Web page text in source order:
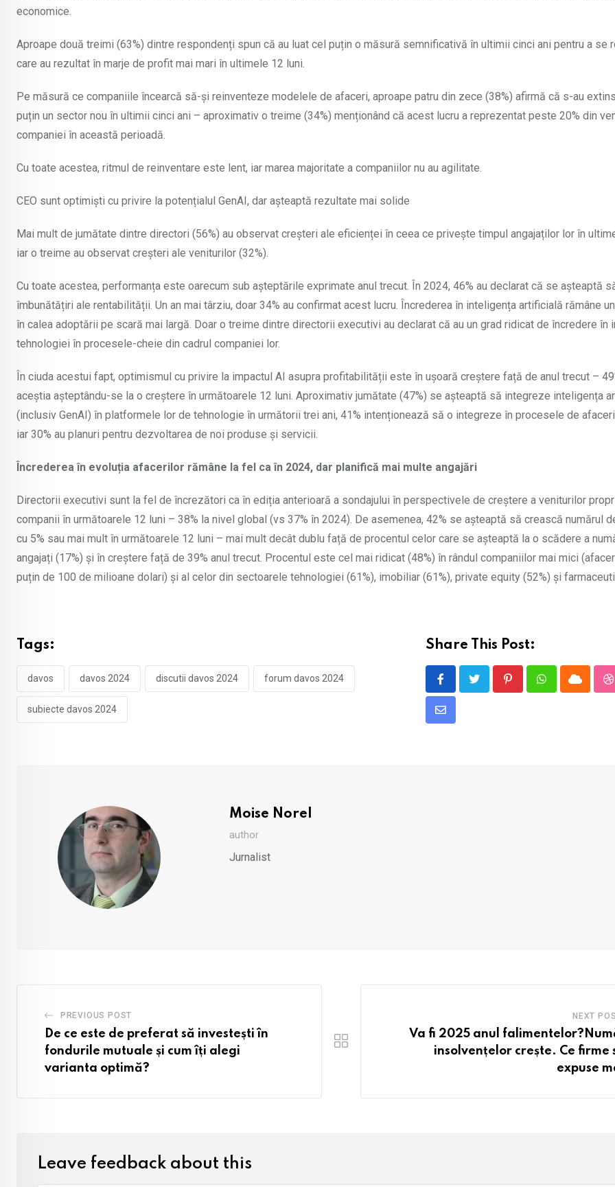
economice.
Aproape două treimi (63%) dintre respondenți spun că au luat cel puțin o măsură semnificativă în ultimii cinci ani pentru a se
care au rezultat în marje de profit mai mari în ultimele 12 luni.
Pe măsură ce companiile încearcă să-și reinventeze modelele de afaceri, aproape patru din zece (38%) afirmă că s-au
puțin un sector nou în ultimii cinci ani – aproximativ o treime (34%) menționând că acest lucru a reprezentat peste 20% din
companiei în această perioadă.
Cu toate acestea, ritmul de reinventare este lent, iar marea majoritate a companiilor nu au agilitate.
CEO sunt optimiști cu privire la potențialul GenAI, dar așteaptă rezultate mai solide
Mai mult de jumătate dintre directori (56%) au observat creșteri ale eficienței în ceea ce privește timpul angajaților lor în
iar o treime au observat creșteri ale veniturilor (32%).
Cu toate acestea, performanța este oarecum sub așteptările exprimate anul trecut. În 2024, 46% au declarat că se așteaptă
îmbunătățiri ale rentabilității. Un an mai târziu, doar 34% au confirmat acest lucru. Încrederea în inteligența artificială rămâne
în calea adoptării pe scară mai largă. Doar o treime dintre directorii executivi au declarat că au un grad ridicat de încredere în
tehnologiei în procesele-cheie din cadrul companiei lor.
În ciuda acestui fapt, optimismul cu privire la impactul AI asupra profitabilității este în ușoară creștere față de anul trecut –
aceștia așteptându-se la o creștere în următoarele 12 luni. Aproximativ jumătate (47%) se așteaptă să integreze inteligența
(inclusiv GenAI) în platformele lor de tehnologie în următorii trei ani, 41% intenționează să o integreze în procesele de
iar 30% au planuri pentru dezvoltarea de noi produse și servicii.
Încrederea în evoluția afacerilor rămâne la fel ca în 2024, dar planifică mai multe angajări
Directorii executivi sunt la fel de încrezători ca în ediția anterioară a sondajului în perspectivele de creștere a veniturilor
companii în următoarele 12 luni – 38% la nivel global (vs 37% în 2024). De asemenea, 42% se așteaptă să crească numărul
cu 5% sau mai mult în următoarele 12 luni – mai mult decât dublu față de procentul celor care se așteaptă la o scădere a
angajați (17%) și în creștere față de 39% anul trecut. Procentul este cel mai ridicat (48%) în rândul companiilor mai mici
puțin de 100 de milioane dolari) și al celor din sectoarele tehnologiei (61%), imobiliar (61%), private equity (52%) și
Tags:
davos davos 2024 discutii davos 2024 forum davos 2024
subiecte davos 2024
Share This Post:
PinterestWhatsappCloud
Share
Moise Norel
author
Jurnalist
PREVIOUS POST
De ce este de preferat să investești în
fondurile mutuale și cum îți alegi
varianta optimă?
NEXT
Va fi 2025 anul
insolvențelor crește. Ce firme
expuse
Leave feedback about this